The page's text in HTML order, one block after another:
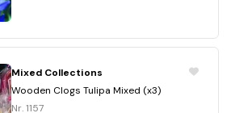
Mixed Collections
Wooden Clogs Tulipa Mixed (x3)
Nr. 1157